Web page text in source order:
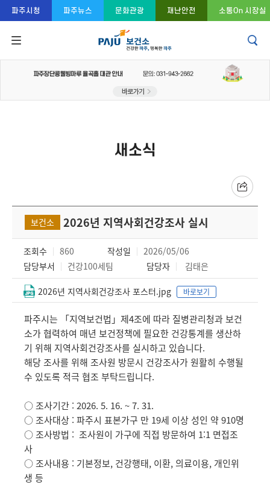
콘텐츠 바로가기
주메뉴 바로가기
푸터 바로가기
파주시청 파주뉴스 문화관광 재난안전 소통On 시장실
새소식
보건소 2026년 지역사회건강조사 실시
조회수 860 작성일
2026/05/06
담당부서
건강100세팀 담당자 김태은
2026년 지역사회건강조사 포스터.jpg 바로보기
파주시는 「지역보건법」제4조에 따라 질병관리청과 보건
소가 협력하여 매년 보건정책에 필요한 건강통계를 생산하
기 위해 지역사회건강조사를 실시하고 있습니다.
해당 조사를 위해 조사원 방문시 건강조사가 원활히 수행될
수 있도록 적극 협조 부탁드립니다.
○ 조사기간 : 2026. 5. 16. ~ 7. 31.
○ 조사대상 : 파주시 표본가구 만 19세 이상 성인 약 910명
○ 조사방법 : 조사원이 가구에 직접 방문하여 1:1 면접조
사
○ 조사내용 : 기본정보, 건강행태, 이환, 의료이용, 개인위
생 등